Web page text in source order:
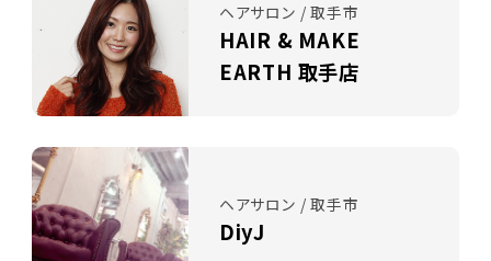
ヘアサロン / 取手市
HAIR & MAKE
EARTH 取手店
ヘアサロン / 取手市
DiyJ